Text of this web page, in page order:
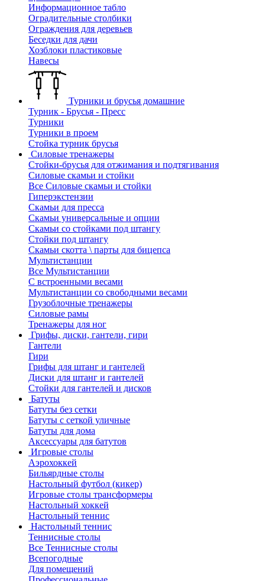
Информационное табло
Оградительные столбики
Ограждения для деревьев
Беседки для дачи
Хозблоки пластиковые
Навесы
Турники и брусья домашние
Турник - Брусья - Пресс
Турники
Турники в проем
Стойка турник брусья
Силовые тренажеры
Стойки-брусья для отжимания и подтягивания
Силовые скамьи и стойки
Все Силовые скамьи и стойки
Гиперэкстензии
Скамьи для пресса
Скамьи универсальные и опции
Скамьи со стойками под штангу
Стойки под штангу
Скамьи скотта \ парты для бицепса
Мультистанции
Все Мультистанции
С встроенными весами
Мультистанции со свободными весами
Грузоблочные тренажеры
Силовые рамы
Тренажеры для ног
Грифы, диски, гантели, гири
Гантели
Гири
Грифы для штанг и гантелей
Диски для штанг и гантелей
Стойки для гантелей и дисков
Батуты
Батуты без сетки
Батуты с сеткой уличные
Батуты для дома
Аксессуары для батутов
Игровые столы
Аэрохоккей
Бильярдные столы
Настольный футбол (кикер)
Игровые столы трансформеры
Настольный хоккей
Настольный теннис
Настольный теннис
Теннисные столы
Все Теннисные столы
Всепогодные
Для помещений